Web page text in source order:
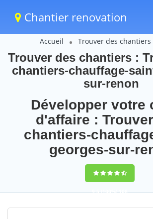
Chantier renovation
Accueil Trouver des
Trouver des chantiers :
chantiers-chauffage-
sur-renon
Développer votre
d'affaire :
chantiers-
georges-sur-
9,5(100%)108
votes